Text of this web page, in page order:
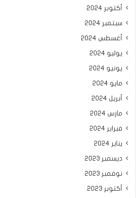
أكتوبر 2024
سبتمبر 2024
أغسطس 2024
يوليو 2024
يونيو 2024
مايو 2024
أبريل 2024
مارس 2024
فبراير 2024
يناير 2024
ديسمبر 2023
نوفمبر 2023
أكتوبر 2023